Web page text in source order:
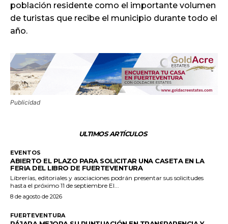
población residente como el importante volumen
de turistas que recibe el municipio durante todo el
año.
Publicidad
ULTIMOS ARTÍCULOS
EVENTOS
ABIERTO EL PLAZO PARA SOLICITAR UNA CASETA EN LA
FERIA DEL LIBRO DE FUERTEVENTURA
Librerías, editoriales y asociaciones podrán presentar sus solicitudes
hasta el próximo 11 de septiembre El...
8 de agosto de 2026
FUERTEVENTURA